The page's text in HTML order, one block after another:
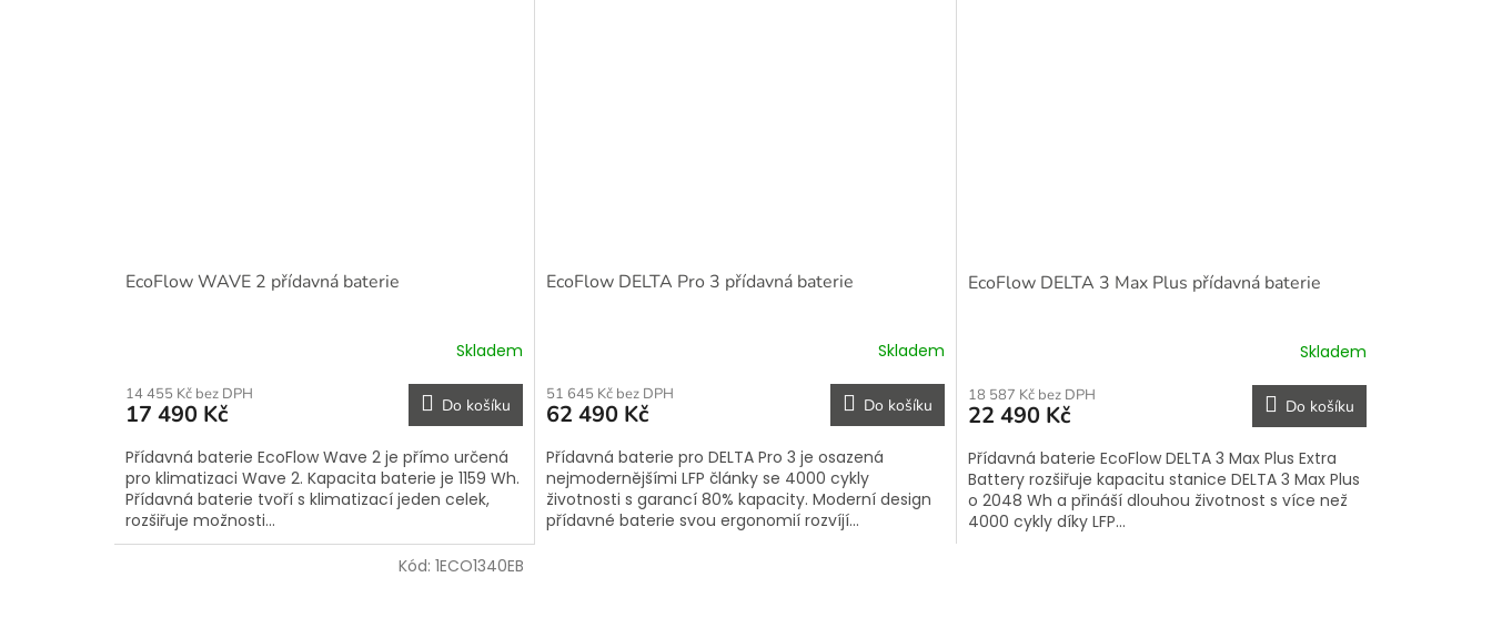
EcoFlow WAVE 2 přídavná baterie
Skladem
14 455 Kč bez DPH
17 490 Kč Do košíku
Přídavná baterie EcoFlow Wave 2 je přímo určená
pro klimatizaci Wave 2. Kapacita baterie je 1159 Wh.
Přídavná baterie tvoří s klimatizací jeden celek,
rozšiřuje možnosti...
EcoFlow DELTA Pro 3 přídavná baterie
Skladem
51 645 Kč bez DPH
62 490 Kč Do košíku
Přídavná baterie pro DELTA Pro 3 je osazená
nejmodernějšími LFP články se 4000 cykly
životnosti s garancí 80% kapacity. Moderní design
přídavné baterie svou ergonomií rozvíjí...
EcoFlow DELTA 3 Max Plus přídavná baterie
Skladem
18 587 Kč bez DPH
22 490 Kč Do košíku
Přídavná baterie EcoFlow DELTA 3 Max Plus Extra
Battery rozšiřuje kapacitu stanice DELTA 3 Max Plus
o 2048 Wh a přináší dlouhou životnost s více než
4000 cykly díky LFP...
Kód:1ECO1340EB